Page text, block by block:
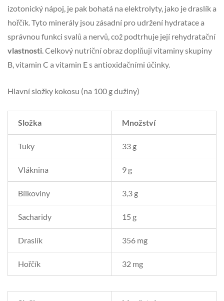
izotonický nápoj, je pak bohatá na elektrolyty, jako je draslík a
hořčík. Tyto minerály jsou zásadní pro udržení hydratace a
správnou funkci svalů a nervů, což podtrhuje její rehydratační
vlastnosti. Celkový nutriční obraz doplňují vitaminy skupiny
B, vitamin C a vitamin E s antioxidačními účinky.
Hlavní složky kokosu (na 100 g dužiny)
Složka Množství
Tuky 33 g
Vláknina 9 g
Bílkoviny 3,3 g
Sacharidy 15 g
Draslík 356 mg
Hořčík 32 mg